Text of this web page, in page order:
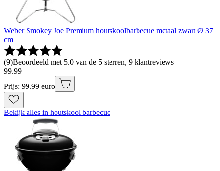
Weber Smokey Joe Premium houtskoolbarbecue metaal zwart Ø 37
cm
(9)Beoordeeld met 5.0 van de 5 sterren, 9 klantreviews
99.99
Prijs: 99.99 euro
Bekijk alles in houtskool barbecue